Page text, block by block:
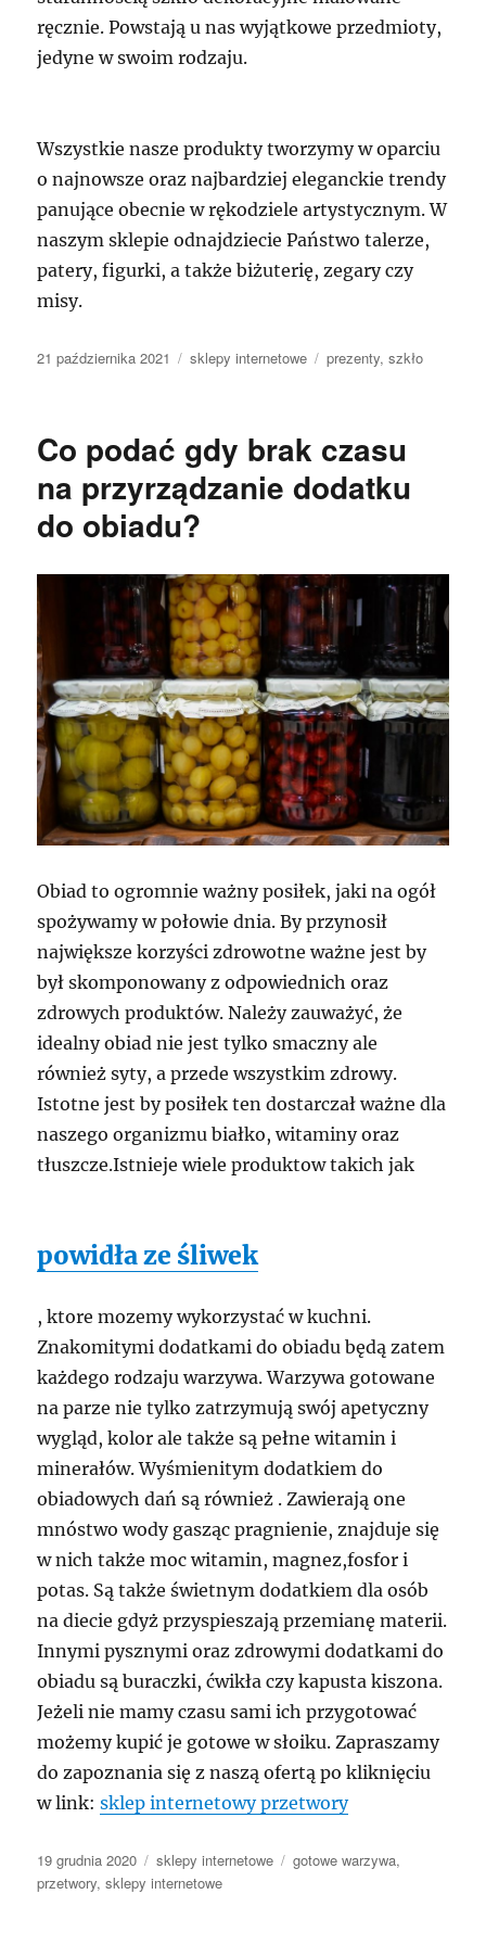
ręcznie. Powstają u nas wyjątkowe przedmioty,
jedyne w swoim rodzaju.
Wszystkie nasze produkty tworzymy w oparciu
o najnowsze oraz najbardziej eleganckie trendy
panujące obecnie w rękodziele artystycznym. W
naszym sklepie odnajdziecie Państwo talerze,
patery, figurki, a także biżuterię, zegary czy
misy.
Data
21 października 2021 Kategorie
sklepy internetowe Tagi
prezenty,szkło
Co podać gdy brak czasu
na przyrządzanie dodatku
do obiadu?
Obiad to ogromnie ważny posiłek, jaki na ogół
spożywamy w połowie dnia. By przynosił
największe korzyści zdrowotne ważne jest by
był skomponowany z odpowiednich oraz
zdrowych produktów. Należy zauważyć, że
idealny obiad nie jest tylko smaczny ale
również syty, a przede wszystkim zdrowy.
Istotne jest by posiłek ten dostarczał ważne dla
naszego organizmu białko, witaminy oraz
tłuszcze.Istnieje wiele produktow takich jak
powidła ze śliwek
, ktore mozemy wykorzystać w kuchni.
Znakomitymi dodatkami do obiadu będą zatem
każdego rodzaju warzywa. Warzywa gotowane
na parze nie tylko zatrzymują swój apetyczny
wygląd, kolor ale także są pełne witamin i
minerałów. Wyśmienitym dodatkiem do
obiadowych dań są również . Zawierają one
mnóstwo wody gasząc pragnienie, znajduje się
w nich także moc witamin, magnez,fosfor i
potas. Są także świetnym dodatkiem dla osób
na diecie gdyż przyspieszają przemianę materii.
Innymi pysznymi oraz zdrowymi dodatkami do
obiadu są buraczki, ćwikła czy kapusta kiszona.
Jeżeli nie mamy czasu sami ich przygotować
możemy kupić je gotowe w słoiku. Zapraszamy
do zapoznania się z naszą ofertą po kliknięciu
w link:sklep internetowy przetwory
Data
publikacji
19 grudnia 2020 Kategorie
sklepy internetowe Tagi
gotowe warzywa,
przetwory,sklepy internetowe